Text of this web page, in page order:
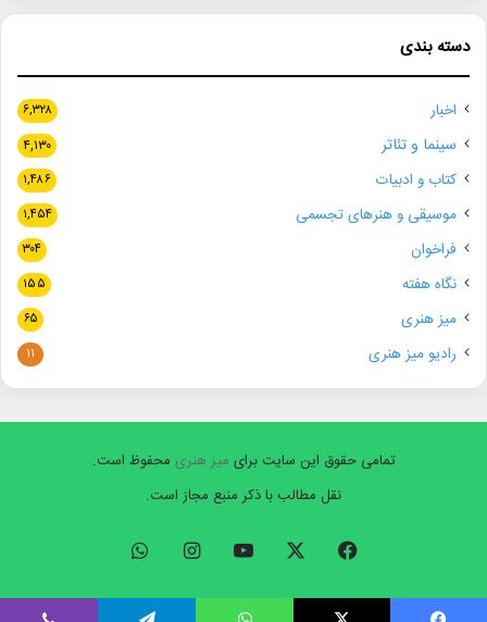
دسته بندی
اخبار ۶,۳۲۸
سینما و تئاتر ۴,۱۳۰
کتاب و ادبیات ۱,۴۸۶
موسیقی و هنرهای تجسمی ۱,۴۵۴
فراخوان ۳۰۴
نگاه هفته ۱۵۵
میز هنری ۶۵
رادیو میز هنری ۱۱
تمامی حقوق این سایت برای میز هنری محفوظ است.
نقل مطالب با ذکر منبع مجاز است.
فیسبوک ایکس یوتیوب اینستاگرام
آپ